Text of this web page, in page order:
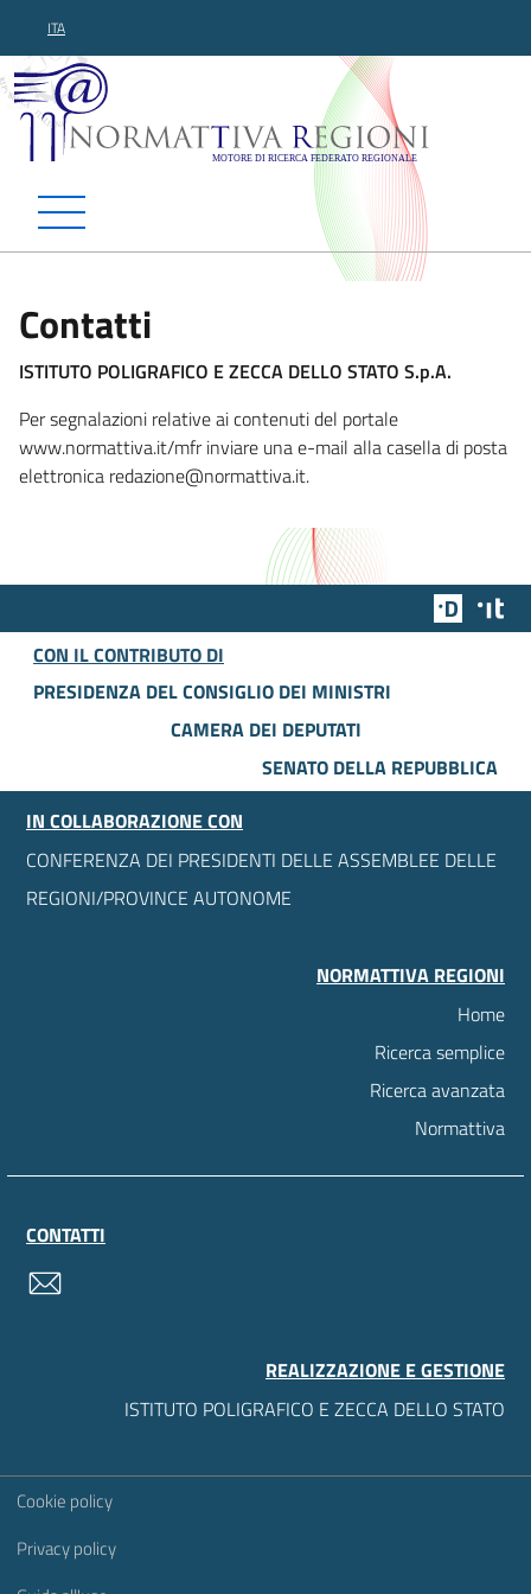
ITA
Normattiva Regioni -
Contatti
ISTITUTO POLIGRAFICO E ZECCA DELLO STATO S.p.A.
Per segnalazioni relative ai contenuti del portale
www.normattiva.it/mfr inviare una e-mail alla casella di posta
elettronica redazione@normattiva.it.
Team
CON IL CONTRIBUTO DI
PRESIDENZA DEL CONSIGLIO DEI MINISTRI
CAMERA DEI DEPUTATI
SENATO DELLA REPUBBLICA
IN COLLABORAZIONE CON
CONFERENZA DEI PRESIDENTI DELLE ASSEMBLEE DELLE
REGIONI/PROVINCE AUTONOME
NORMATTIVA REGIONI
Home
Ricerca semplice
Ricerca avanzata
Normattiva
CONTATTI
REALIZZAZIONE E GESTIONE
ISTITUTO POLIGRAFICO E ZECCA DELLO STATO
Sezione Link Utili
Cookie policy
Privacy policy